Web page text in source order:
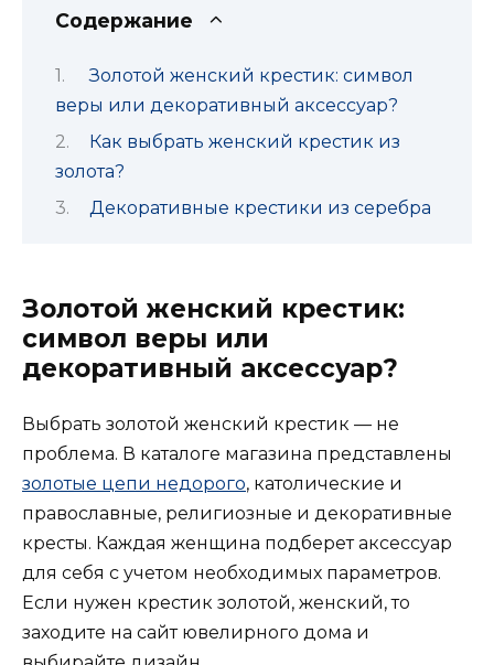
Содержание
Золотой женский крестик: символ
веры или декоративный аксессуар?
Как выбрать женский крестик из
золота?
Декоративные крестики из серебра
Золотой женский крестик:
символ веры или
декоративный аксессуар?
Выбрать золотой женский крестик — не
проблема. В каталоге магазина представлены
золотые цепи недорого, католические и
православные, религиозные и декоративные
кресты. Каждая женщина подберет аксессуар
для себя с учетом необходимых параметров.
Если нужен крестик золотой, женский, то
заходите на сайт ювелирного дома и